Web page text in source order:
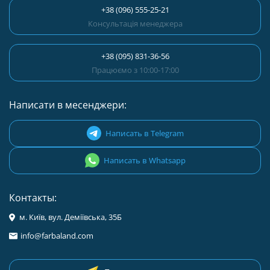
+38 (096) 555-25-21
Консультація менеджера
+38 (095) 831-36-56
Працюємо з 10:00-17:00
Написати в месенджери:
Написать в Telegram
Написать в Whatsapp
Контакты:
м. Київ, вул. Деміївська, 35Б
info@farbaland.com